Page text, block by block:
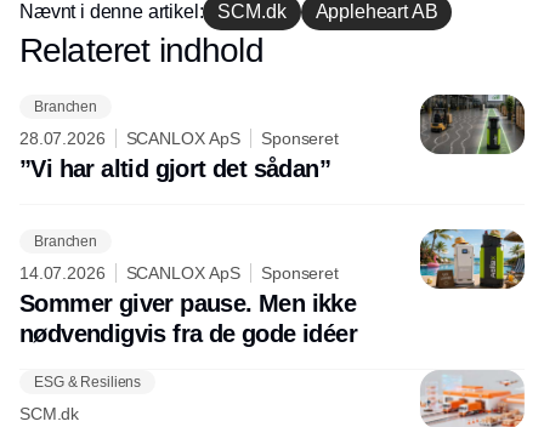
Nævnt i denne artikel: SCM.dk Appleheart AB
Annonce
Relateret indhold
Branchen
28.07.2026 SCANLOX ApS Sponseret
”Vi har altid gjort det sådan”
Branchen
14.07.2026 SCANLOX ApS Sponseret
Sommer giver pause. Men ikke
nødvendigvis fra de gode idéer
ESG & Resiliens
SCM.dk